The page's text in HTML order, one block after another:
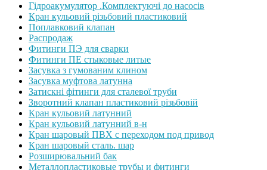
Гідроакумулятор .Комплектуючі до насосів
Кран кульовий різьбовий пластиковий
Поплавковий клапан
Распродаж
Фитинги ПЭ для сварки
Фитинги ПЕ стыковые литые
Засувка з гумованим клином
Засувка муфтова латунна
Затискні фітинги для сталевої труби
Зворотний клапан пластиковий різьбовій
Кран кульовий латунний
Кран кульовий латунний в-н
Кран шаровый ПВХ с переходом под привод
Кран шаровый сталь. шар
Розширювальний бак
Металлопластиковые трубы и фитинги